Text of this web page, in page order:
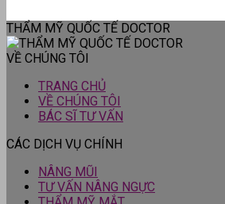
THẨM MỸ QUỐC TẾ DOCTOR
VỀ CHÚNG TÔI
TRANG CHỦ
VỀ CHÚNG TÔI
BÁC SĨ TƯ VẤN
CÁC DỊCH VỤ CHÍNH
NÂNG MŨI
TƯ VẤN NÂNG NGỰC